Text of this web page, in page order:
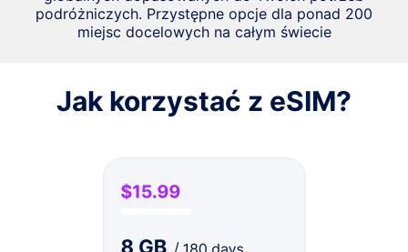
podróżniczych. Przystępne opcje dla ponad 200
miejsc docelowych na całym świecie
Jak korzystać z eSIM?